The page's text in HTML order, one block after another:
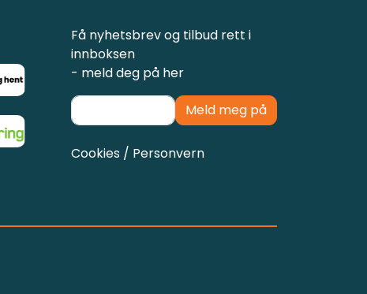
Få nyhetsbrev og tilbud rett i
innboksen
- meld deg på her
Meld meg på
Cookies / Personvern